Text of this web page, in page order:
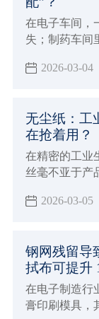
在电子车间，
失；制药车间
洁革命”，而
2026-03-04
无尘纸：工
在抢着用？
在精密的工业
丝毫不亚于产
“清洁神器”，
2026-03-05
钢网残留导
拭布可提升
在电子制造行
膏印刷模具，